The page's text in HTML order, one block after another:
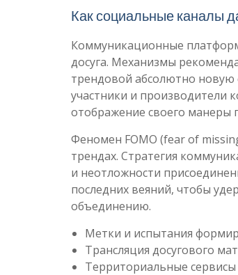
Как социальные каналы
Коммуникационные
досуга. Механизмы
трендовой абсолютно новую
участники и производители
отображение своего манеры
Феномен FOMO (fear of
трендах. Стратегия
и неотложности
последних веяний, чтобы
объединению.
Метки и испытания
Трансляция досугового
Территориальные